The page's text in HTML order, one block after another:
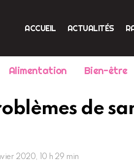
ACCUEIL ACTUALITÉS
Alimentation Bien-être
de
2020, 10 h 29 min